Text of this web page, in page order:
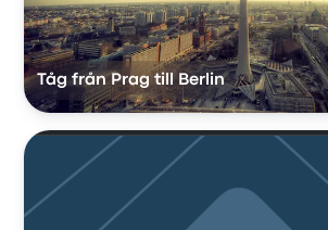
Tåg från Prag till Berlin